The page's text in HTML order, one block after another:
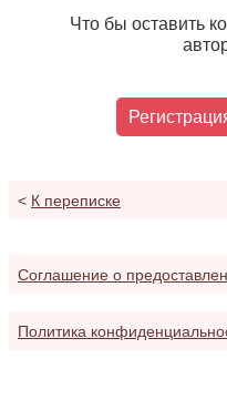
Что бы оставить
< К переписке
Соглашение о
Политика